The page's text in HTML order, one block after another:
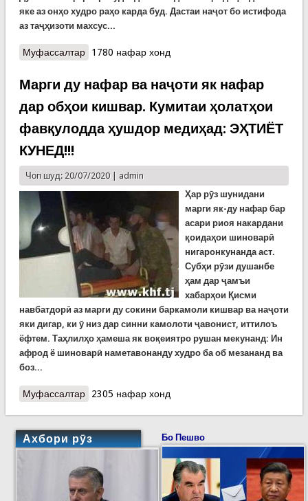
яке аз онҳо худро раҳо карда буд. Дастаи наҷот бо истифода
аз таҷҳизоти махсус...
Муфассалтаро Наҷоти як нафар аз зери девори бетонӣ дар
1780 нафар хонд
Марги ду нафар ва наҷоти як нафар
дар обҳои кишвар. Кумитаи ҳолатҳои
фавқулодда ҳушдор медиҳад: ЭҲТИЁТ
КУНЕД!!!
Чоп шуд: 20/07/2020 | admin
Ҳар рӯз шунидани
марги як-ду нафар бар
асари риоя накардани
қоидаҳои шиноварӣ
нигаронкунанда аст.
Субҳи рӯзи душанбе
ҳам дар ҷамъи
хабарҳои Қисми
навбатдорӣ аз марги ду сокини баркамоли кишвар ва наҷоти
яки дигар, ки ӯ низ дар синни камолоти ҷавонист, иттилоъ
ёфтем. Таҳлилҳо ҳамеша як воқеиятро рушан мекунанд: Ин
афрод ё шиноварӣ наметавонанду худро ба об мезананд ва
боз...
Муфассалтаро Марги ду нафар ва наҷоти як нафар дар
2305 нафар хонд
Ахбори рӯз Бо Пешво